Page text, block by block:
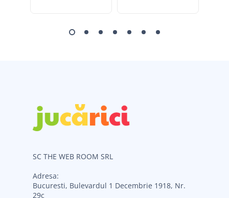
SC THE WEB ROOM SRL
Adresa:
Bucuresti, Bulevardul 1 Decembrie 1918, Nr.
29c